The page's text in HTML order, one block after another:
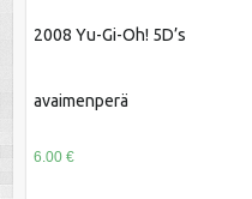
2008 Yu-Gi-Oh! 5D’s
avaimenperä
6.00 €